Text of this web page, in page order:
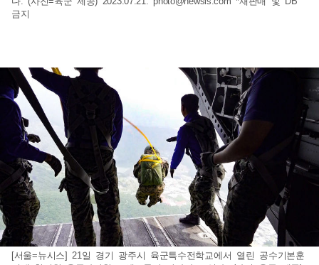
금지
[서울=뉴시스] 21일 경기 광주시 육군특수전학교에서 열린 공수기본훈